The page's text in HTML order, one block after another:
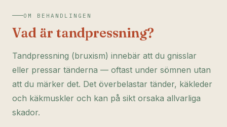
OM BEHANDLINGEN
Vad är tandpressning?
Tandpressning (bruxism) innebär att du gnisslar
eller pressar tänderna — oftast under sömnen utan
att du märker det. Det överbelastar tänder, käkleder
och käkmuskler och kan på sikt orsaka allvarliga
skador.